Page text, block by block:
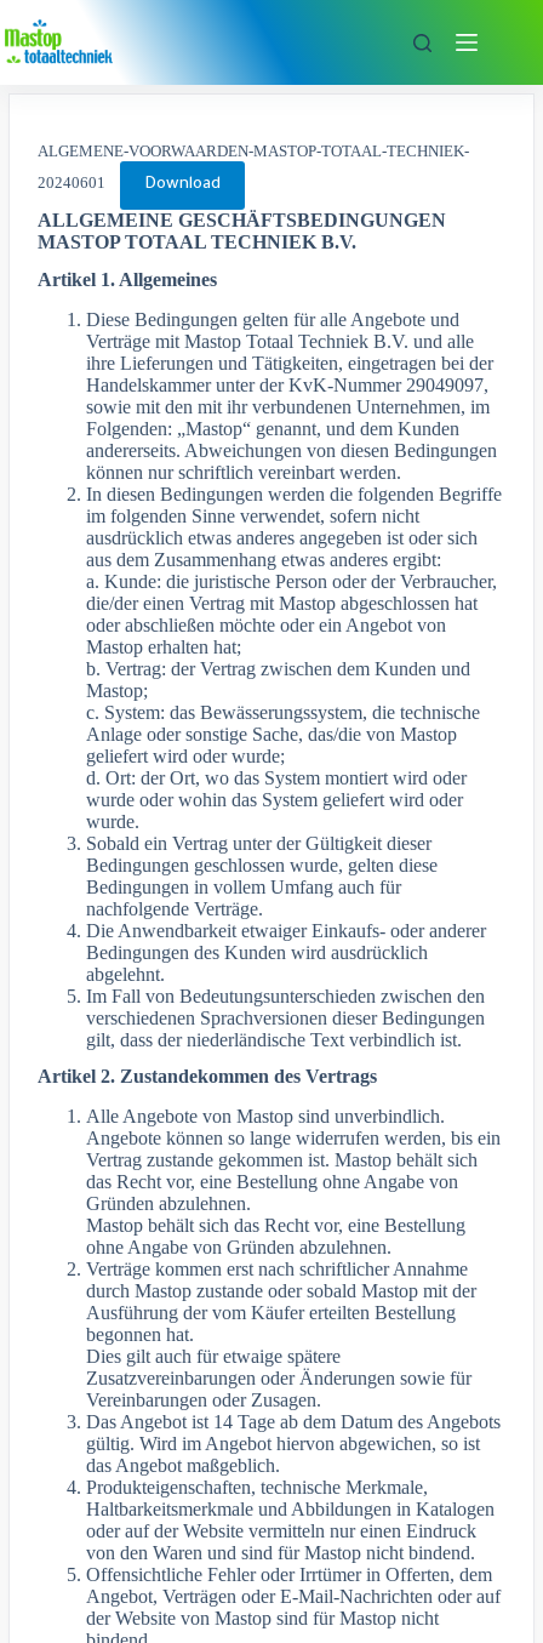
Inhalt
springen
ALGEMENE-VOORWAARDEN-MASTOP-TOTAAL-TECHNIEK-
20240601
Download
ALLGEMEINE GESCHÄFTSBEDINGUNGEN
MASTOP TOTAAL TECHNIEK B.V.
Artikel 1. Allgemeines
Diese Bedingungen gelten für alle Angebote und
Verträge mit Mastop Totaal Techniek B.V. und alle
ihre Lieferungen und Tätigkeiten, eingetragen bei der
Handelskammer unter der KvK-Nummer 29049097,
sowie mit den mit ihr verbundenen Unternehmen, im
Folgenden: „Mastop“ genannt, und dem Kunden
andererseits. Abweichungen von diesen Bedingungen
können nur schriftlich vereinbart werden.
In diesen Bedingungen werden die folgenden Begriffe
im folgenden Sinne verwendet, sofern nicht
ausdrücklich etwas anderes angegeben ist oder sich
aus dem Zusammenhang etwas anderes ergibt:
a. Kunde: die juristische Person oder der Verbraucher,
die/der einen Vertrag mit Mastop abgeschlossen hat
oder abschließen möchte oder ein Angebot von
Mastop erhalten hat;
b. Vertrag: der Vertrag zwischen dem Kunden und
Mastop;
c. System: das Bewässerungssystem, die technische
Anlage oder sonstige Sache, das/die von Mastop
geliefert wird oder wurde;
d. Ort: der Ort, wo das System montiert wird oder
wurde oder wohin das System geliefert wird oder
wurde.
Sobald ein Vertrag unter der Gültigkeit dieser
Bedingungen geschlossen wurde, gelten diese
Bedingungen in vollem Umfang auch für
nachfolgende Verträge.
Die Anwendbarkeit etwaiger Einkaufs- oder anderer
Bedingungen des Kunden wird ausdrücklich
abgelehnt.
Im Fall von Bedeutungsunterschieden zwischen den
verschiedenen Sprachversionen dieser Bedingungen
gilt, dass der niederländische Text verbindlich ist.
Artikel 2. Zustandekommen des Vertrags
Alle Angebote von Mastop sind unverbindlich.
Angebote können so lange widerrufen werden, bis ein
Vertrag zustande gekommen ist. Mastop behält sich
das Recht vor, eine Bestellung ohne Angabe von
Gründen abzulehnen.
Mastop behält sich das Recht vor, eine Bestellung
ohne Angabe von Gründen abzulehnen.
Verträge kommen erst nach schriftlicher Annahme
durch Mastop zustande oder sobald Mastop mit der
Ausführung der vom Käufer erteilten Bestellung
begonnen hat.
Dies gilt auch für etwaige spätere
Zusatzvereinbarungen oder Änderungen sowie für
Vereinbarungen oder Zusagen.
Das Angebot ist 14 Tage ab dem Datum des Angebots
gültig. Wird im Angebot hiervon abgewichen, so ist
das Angebot maßgeblich.
Produkteigenschaften, technische Merkmale,
Haltbarkeitsmerkmale und Abbildungen in Katalogen
oder auf der Website vermitteln nur einen Eindruck
von den Waren und sind für Mastop nicht bindend.
Offensichtliche Fehler oder Irrtümer in Offerten, dem
Angebot, Verträgen oder E-Mail-Nachrichten oder auf
der Website von Mastop sind für Mastop nicht